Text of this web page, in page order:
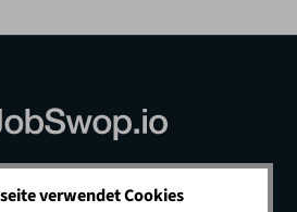
verwendet Cookies